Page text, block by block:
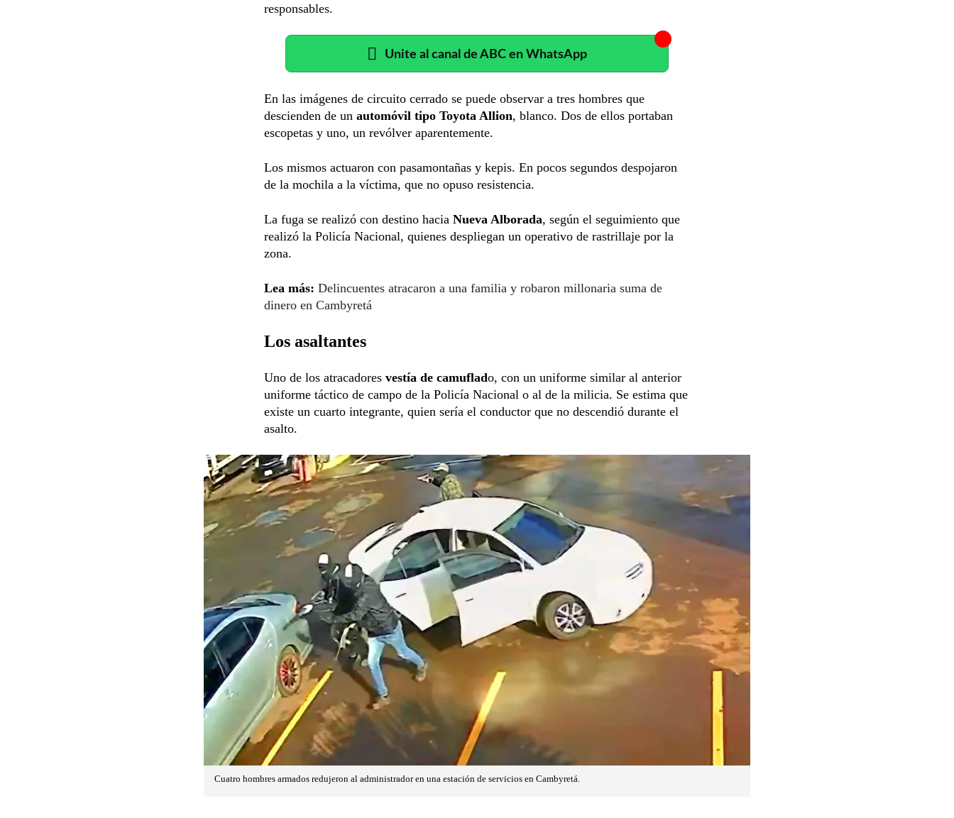
responsables.
Unite al canal de ABC en WhatsApp
En las imágenes de circuito cerrado se puede observar a tres hombres que
descienden de un automóvil tipo Toyota Allion, blanco. Dos de ellos portaban
escopetas y uno, un revólver aparentemente.
Los mismos actuaron con pasamontañas y kepis. En pocos segundos despojaron
de la mochila a la víctima, que no opuso resistencia.
La fuga se realizó con destino hacia Nueva Alborada, según el seguimiento que
realizó la Policía Nacional, quienes despliegan un operativo de rastrillaje por la
zona.
Lea más: Delincuentes atracaron a una familia y robaron millonaria suma de
dinero en Cambyretá
Los asaltantes
Uno de los atracadores vestía de camuflado, con un uniforme similar al anterior
uniforme táctico de campo de la Policía Nacional o al de la milicia. Se estima que
existe un cuarto integrante, quien sería el conductor que no descendió durante el
asalto.
Cuatro hombres armados redujeron al administrador en una estación de servicios en Cambyretá.